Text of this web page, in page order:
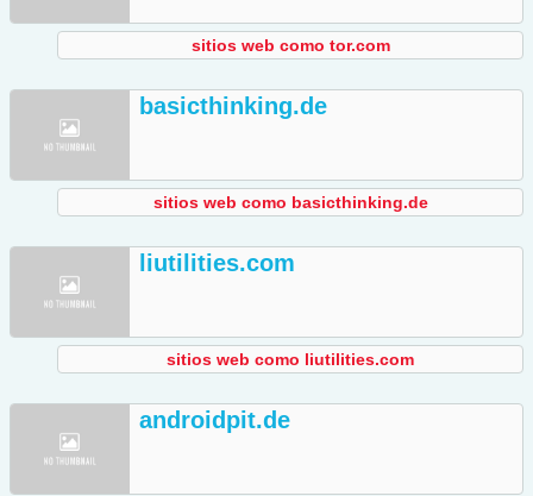
sitios web como tor.com
basicthinking.de
sitios web como basicthinking.de
liutilities.com
sitios web como liutilities.com
androidpit.de